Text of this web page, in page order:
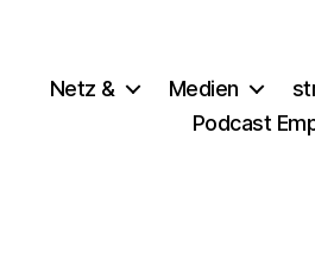
Netz & Medien
Podcast